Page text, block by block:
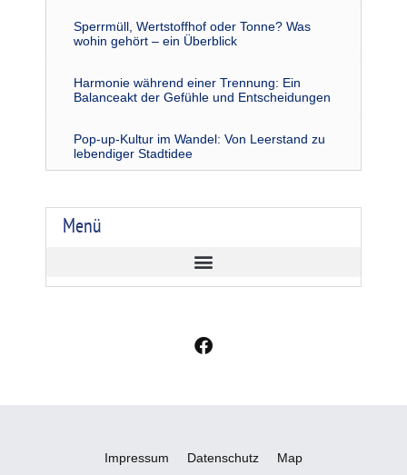
Sperrmüll, Wertstoffhof oder Tonne? Was
wohin gehört – ein Überblick
Harmonie während einer Trennung: Ein
Balanceakt der Gefühle und Entscheidungen
Pop-up-Kultur im Wandel: Von Leerstand zu
lebendiger Stadtidee
Menü
F
a
o
k
Impressum Datenschutz Map